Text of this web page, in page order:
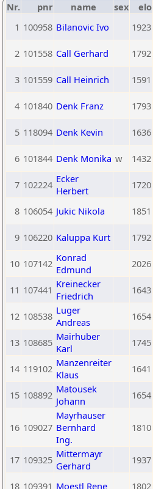
Nr. pnr name sex elo
1 100958 Bilanovic Ivo 1923
2 101558 Call Gerhard 1792
3 101559 Call Heinrich 1591
4 101840 Denk Franz 1793
5 118094 Denk Kevin 1636
6 101844 Denk Monika w 1432
7 102224 Ecker
Herbert
1720
8 106054 Jukic Nikola 1851
9 106220 Kaluppa Kurt 1792
10 107142 Konrad
Edmund
2026
11 107441 Kreinecker
Friedrich
1643
12 108538 Luger
Andreas
1654
13 108685 Mairhuber
Karl
1745
14 119102 Manzenreiter
Klaus
1641
15 108892 Matousek
Johann
1654
16 109027
Mayrhauser
Bernhard
Ing.
1810
17 109325 Mittermayr
Gerhard
1937
18 109391 Moestl Rene 1802